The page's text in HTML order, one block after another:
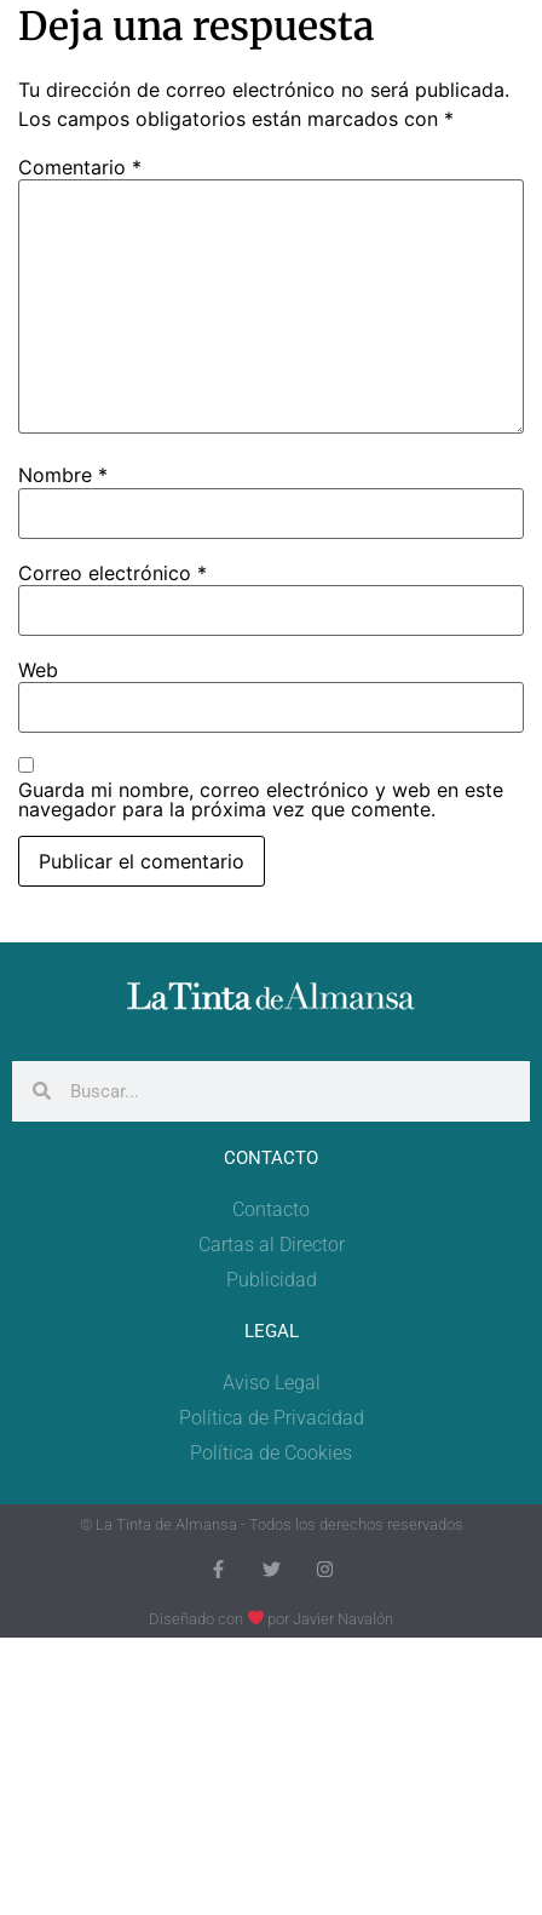
Deja una respuesta
Tu dirección de correo electrónico no será publicada.
Los campos obligatorios están marcados con *
Comentario *
Nombre *
Correo electrónico *
Web
Guarda mi nombre, correo electrónico y web en este
navegador para la próxima vez que comente.
CONTACTO
Contacto
Cartas al Director
Publicidad
LEGAL
Aviso Legal
Política de Privacidad
Política de Cookies
© La Tinta de Almansa - Todos los derechos reservados
Diseñado con porJavier Navalón